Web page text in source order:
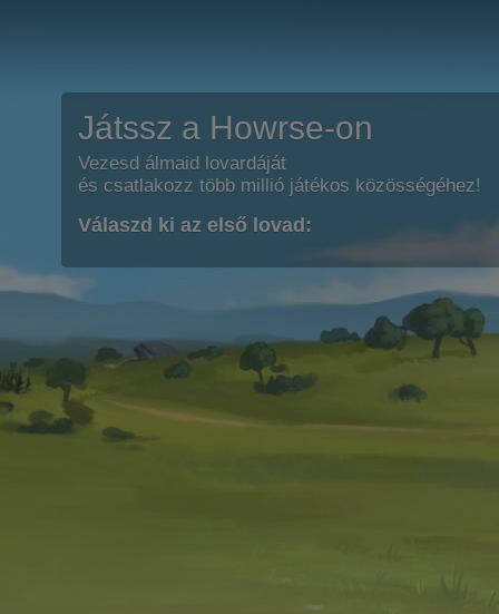
Játssz a Howrse-on
Vezesd álmaid lovardáját
és csatlakozz több millió játékos közösségéhez!
Válaszd ki az első lovad: